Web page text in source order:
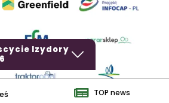
Izydory
TOP news